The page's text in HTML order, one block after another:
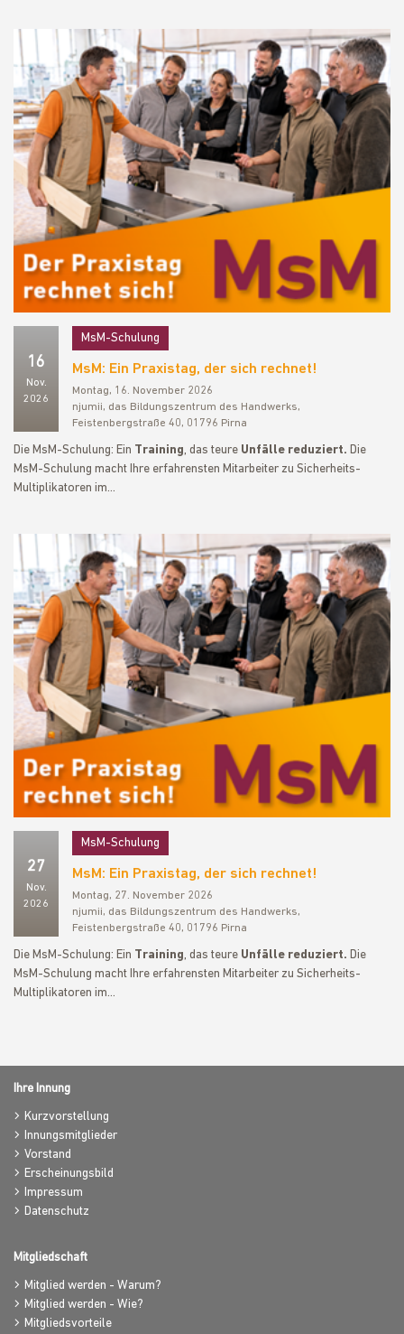
16
Nov.
2026
MsM-Schulung
MsM: Ein Praxistag, der sich rechnet!
Montag, 16. November 2026
njumii, das Bildungszentrum des Handwerks,
Feistenbergstraße 40, 01796 Pirna
Die MsM-Schulung: Ein Training, das teure Unfälle reduziert. Die
MsM-Schulung macht Ihre erfahrensten Mitarbeiter zu Sicherheits-
Multiplikatoren im…
27
Nov.
2026
MsM-Schulung
MsM: Ein Praxistag, der sich rechnet!
Montag, 27. November 2026
njumii, das Bildungszentrum des Handwerks,
Feistenbergstraße 40, 01796 Pirna
Die MsM-Schulung: Ein Training, das teure Unfälle reduziert. Die
MsM-Schulung macht Ihre erfahrensten Mitarbeiter zu Sicherheits-
Multiplikatoren im…
Ihre Innung
Kurzvorstellung
Innungsmitglieder
Vorstand
Erscheinungsbild
Impressum
Datenschutz
Mitgliedschaft
Mitglied werden - Warum?
Mitglied werden - Wie?
Mitgliedsvorteile